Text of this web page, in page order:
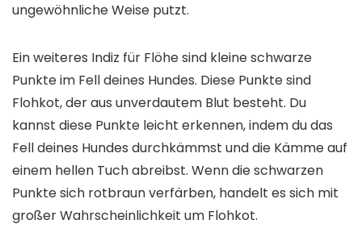
ungewöhnliche Weise putzt.
Ein weiteres Indiz für Flöhe sind kleine schwarze
Punkte im Fell deines Hundes. Diese Punkte sind
Flohkot, der aus unverdautem Blut besteht. Du
kannst diese Punkte leicht erkennen, indem du das
Fell deines Hundes durchkämmst und die Kämme auf
einem hellen Tuch abreibst. Wenn die schwarzen
Punkte sich rotbraun verfärben, handelt es sich mit
großer Wahrscheinlichkeit um Flohkot.